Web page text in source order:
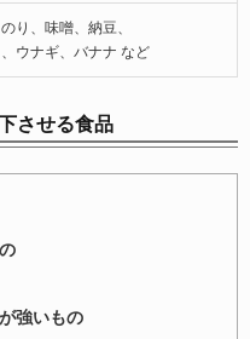
り、味噌、納豆、
ウナギ、バナナ など
させる食品
強いもの